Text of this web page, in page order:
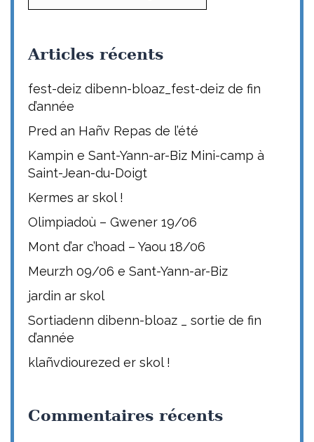
Articles récents
fest-deiz dibenn-bloaz_fest-deiz de fin
d’année
Pred an Hañv Repas de l’été
Kampin e Sant-Yann-ar-Biz Mini-camp à
Saint-Jean-du-Doigt
Kermes ar skol !
Olimpiadoù – Gwener 19/06
Mont d’ar c’hoad – Yaou 18/06
Meurzh 09/06 e Sant-Yann-ar-Biz
jardin ar skol
Sortiadenn dibenn-bloaz _ sortie de fin
d’année
klañvdiourezed er skol !
Commentaires récents